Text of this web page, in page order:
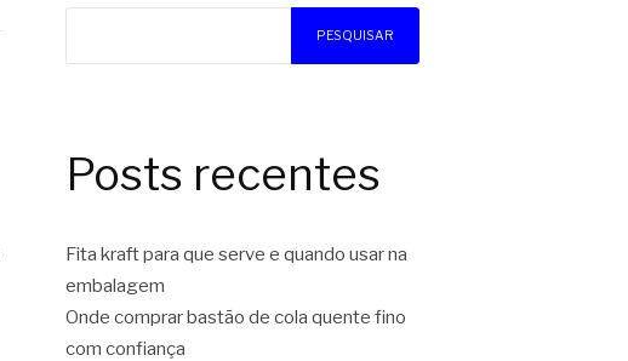
PESQUISAR
Posts recentes
Fita kraft para que serve e quando usar na
embalagem
Onde comprar bastão de cola quente fino
com confiança